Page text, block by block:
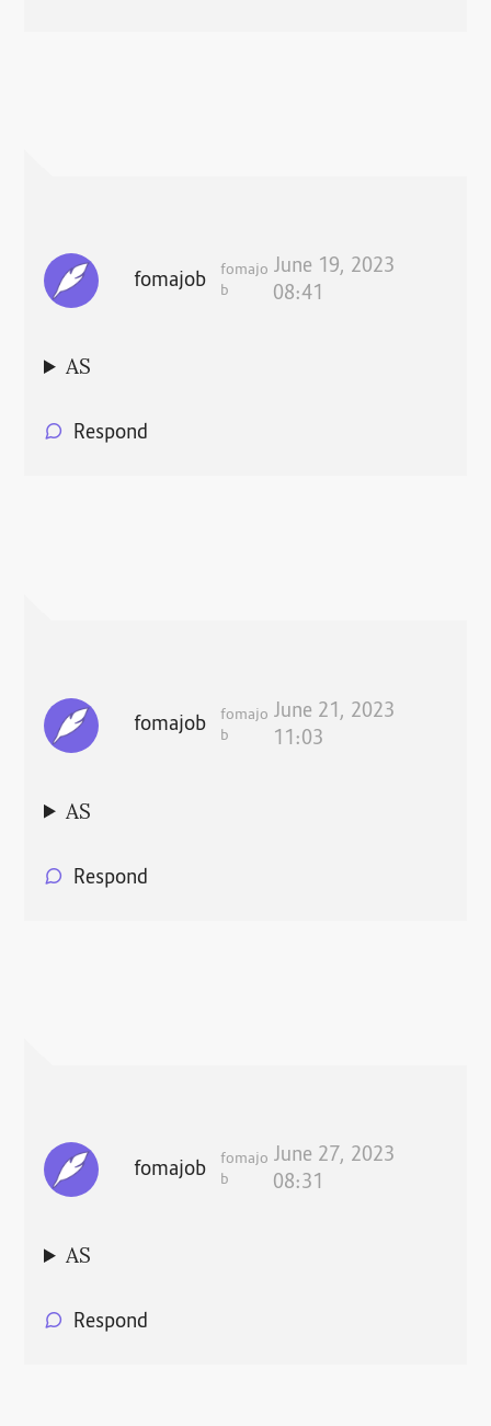
fomajob
fomajo
b
June 19, 2023
08:41
AS
Respond
fomajob
fomajo
b
June 21, 2023
11:03
AS
Respond
fomajob
fomajo
b
June 27, 2023
08:31
AS
Respond